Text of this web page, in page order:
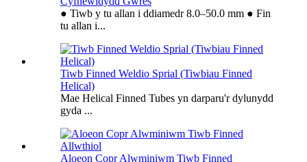
● Tiwb y tu allan i ddiamedr 8.0–50.0 mm ● Fin
tu allan i...
Tiwb Finned Weldio Sprial (Tiwbiau Finned
Helical)
Mae Helical Finned Tubes yn darparu'r dylunydd
gyda ...
Aloeon Copr Alwminiwm Tiwb Finned